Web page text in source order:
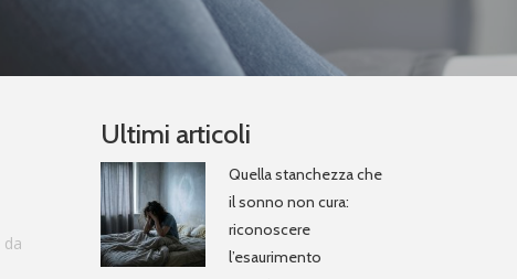
da
Ultimi articoli
Quella stanchezza che
il sonno non cura:
riconoscere
l’esaurimento